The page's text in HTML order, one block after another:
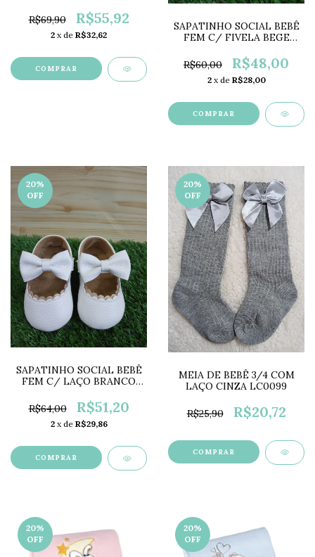
R$69,90
R$55,92
2 x de R$32,62
COMPRAR
SAPATINHO SOCIAL BEBÊ
FEM C/ FIVELA BEGE
R$60,00
R$48,00
2 x de R$28,00
COMPRAR
20%
OFF
SAPATINHO SOCIAL BEBÊ
FEM C/ LAÇO BRANCO
R$64,00
R$51,20
2 x de R$29,86
COMPRAR
20%
OFF
MEIA DE BEBÊ 3/4 COM
LAÇO CINZA LC0099
R$25,90 R$20,72
COMPRAR
20%
OFF
20%
OFF